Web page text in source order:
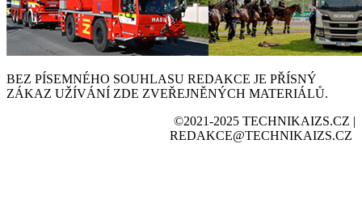
BEZ PÍSEMNÉHO SOUHLASU REDAKCE JE PŘÍSNÝ
ZÁKAZ UŽÍVÁNÍ ZDE ZVEŘEJNĚNÝCH MATERIÁLŮ.
©2021-2025 TECHNIKAIZS.CZ |
REDAKCE@TECHNIKAIZS.CZ